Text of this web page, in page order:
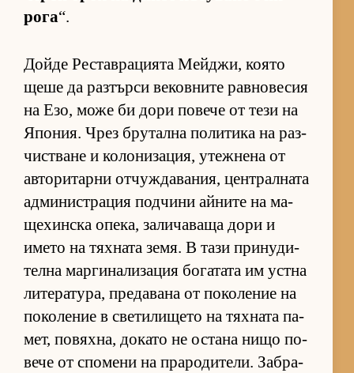
рога“.
Дойде Рес­тав­ра­ци­ята Мей­джи, ко­ято
щеше да раз­търси ве­ков­ните рав­но­ве­сия
на Езо, може би дори по­вече от тези на
Япо­ния. Чрез бру­тална по­ли­тика на раз­
чис­т­ване и ко­ло­ни­за­ция, утеж­нена от
ав­то­ри­тарни от­чуж­да­ва­ния, цен­т­рал­ната
ад­ми­нис­т­ра­ция под­чини ай­ните на ма­
ще­хин­ска опе­ка, за­ли­ча­ваща дори и
името на тях­ната зе­мя. В тази при­ну­ди­
телна мар­ги­на­ли­за­ция бо­га­тата им ус­тна
ли­те­ра­ту­ра, пре­да­вана от по­ко­ле­ние на
по­ко­ле­ние в све­ти­ли­щето на тях­ната па­
мет, по­вях­на, до­като не ос­тана нищо по­
вече от спо­мени на пра­ро­ди­те­ли. Заб­ра­